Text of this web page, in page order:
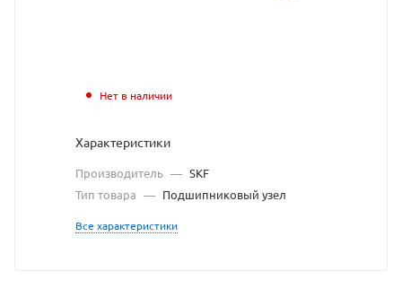
Нет в наличии
Характеристики
Производитель — SKF
Тип товара — Подшипниковый узел
Все характеристики